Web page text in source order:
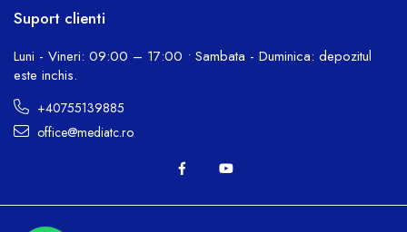
Suport clienti
Luni - Vineri: 09:00 – 17:00 • Sambata - Duminica: depozitul
este inchis.
+40755139885
office@mediatc.ro